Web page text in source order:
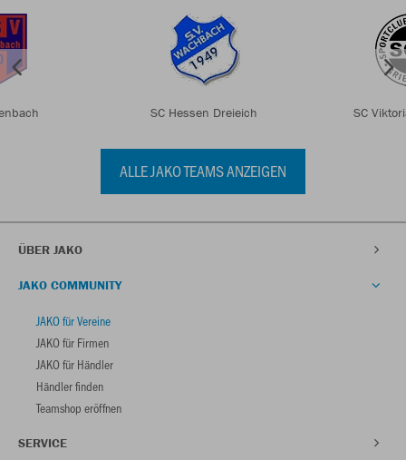
SC Hessen Dreieich SC
ALLE JAKO TEAMS ANZEIGEN
ÜBER JAKO
JAKO COMMUNITY
JAKO für Vereine
JAKO für Firmen
JAKO für Händler
Händler finden
Teamshop eröffnen
SERVICE